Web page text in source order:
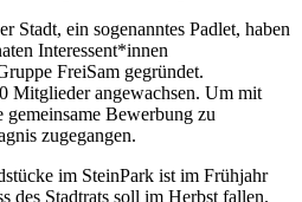
Stadt, ein sogenanntes Padlet, haben
Interessent*innen
FreiSam gegründet.
Mitglieder angewachsen. Um mit
gemeinsame Bewerbung zu
zugegangen.
im SteinPark ist im Frühjahr
des Stadtrats soll im Herbst fallen.